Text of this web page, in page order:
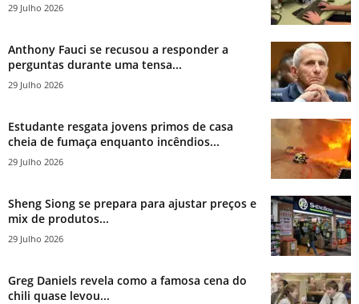
29 Julho 2026
Anthony Fauci se recusou a responder a
perguntas durante uma tensa...
29 Julho 2026
Estudante resgata jovens primos de casa
cheia de fumaça enquanto incêndios...
29 Julho 2026
Sheng Siong se prepara para ajustar preços e
mix de produtos...
29 Julho 2026
Greg Daniels revela como a famosa cena do
chili quase levou...